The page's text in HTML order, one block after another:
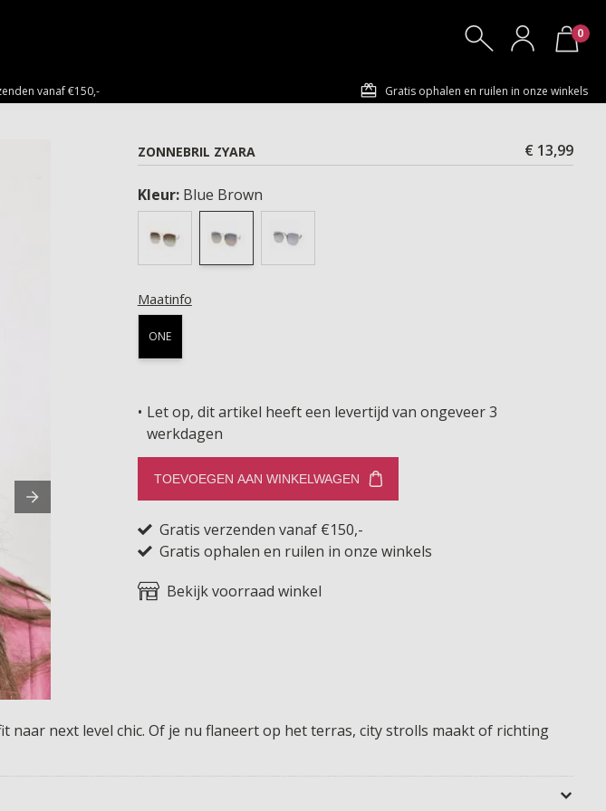
0
vanaf €150,- Gratis ophalen en ruilen in onze winkels
ZONNEBRIL ZYARA
€ 13,99
Kleur: Blue Brown
Maatinfo
ONE
Let op, dit artikel heeft een levertijd van ongeveer 3
werkdagen
TOEVOEGEN AAN WINKELWAGEN
Gratis verzenden vanaf €150,-
Gratis ophalen en ruilen in onze winkels
Bekijk voorraad winkel
next level chic. Of je nu flaneert op het terras, city strolls maakt of richting